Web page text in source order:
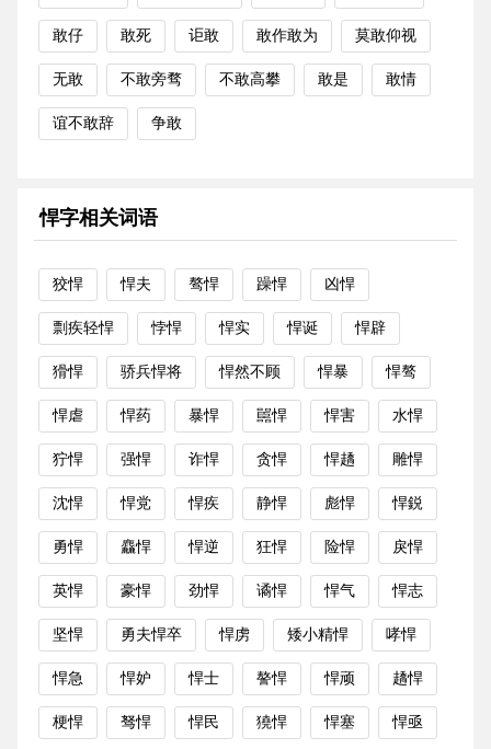
敢仔 敢死 讵敢 敢作敢为 莫敢仰视
无敢 不敢旁骛 不敢高攀 敢是 敢情
谊不敢辞 争敢
悍字相关词语
狡悍 悍夫 骜悍 躁悍 凶悍
剽疾轻悍 悖悍 悍实 悍诞 悍辟
猾悍 骄兵悍将 悍然不顾 悍暴 悍骜
悍虐 悍药 暴悍 嚚悍 悍害 水悍
狞悍 强悍 诈悍 贪悍 悍趫 雕悍
沈悍 悍党 悍疾 静悍 彪悍 悍鋭
勇悍 麤悍 悍逆 狂悍 险悍 戾悍
英悍 豪悍 劲悍 谲悍 悍气 悍志
坚悍 勇夫悍卒 悍虏 矮小精悍 哮悍
悍急 悍妒 悍士 謷悍 悍顽 趫悍
梗悍 驽悍 悍民 獟悍 悍塞 悍亟